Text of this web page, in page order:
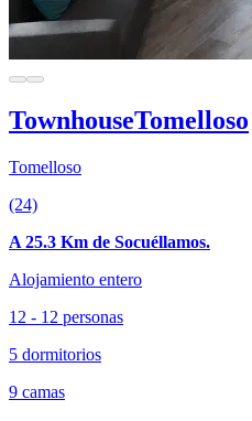
TownhouseTomelloso
Tomelloso
(24)
A 25.3 Km de Socuéllamos.
Alojamiento entero
12 - 12 personas
5 dormitorios
9 camas